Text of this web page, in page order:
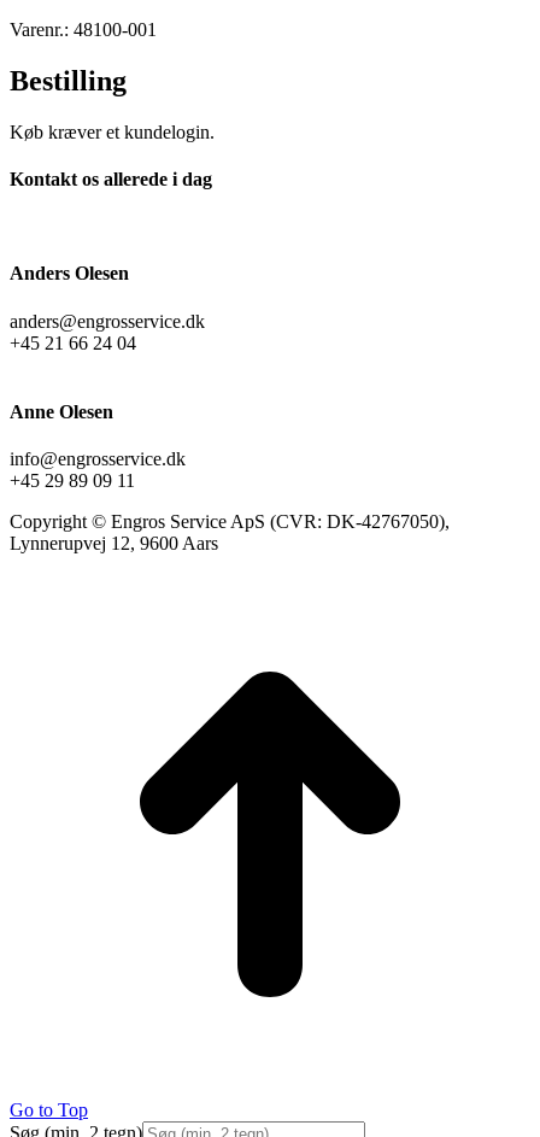
Varenr.: 48100-001
Bestilling
Køb kræver et kundelogin.
Kontakt os allerede i dag
Anders Olesen
anders@engrosservice.dk
+45 21 66 24 04
Anne Olesen
info@engrosservice.dk
+45 29 89 09 11
Copyright © Engros Service ApS (CVR: DK-42767050),
Lynnerupvej 12, 9600 Aars
Go to Top